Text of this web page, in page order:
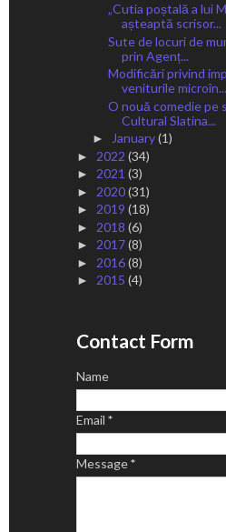
„Cutia poștală a lui
așteaptă scrisor...
Sute de locuri de
prin Agenț...
Modificări privind
veniturile microîn...
O nouă comedie pe
Cultural Slatina...
► January(1)
► 2022 (34)
► 2021 (3)
► 2020(31)
► 2019 (18)
► 2018 (6)
► 2017(8)
► 2016(8)
► 2015 (4)
Contact Form
Name
Email *
Message*